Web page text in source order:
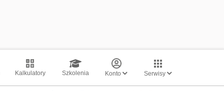
Kalkulatory Szkolenia Konto Serwisy